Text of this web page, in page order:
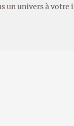
un univers à votre